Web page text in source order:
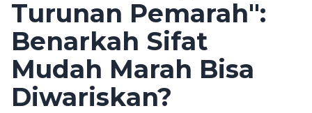
Turunan Pemarah":
Benarkah Sifat
Mudah Marah Bisa
Diwariskan?